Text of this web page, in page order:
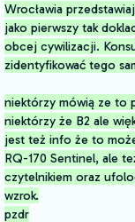
Wrocławia
jako pierwszy tak
obcej cywilizacji.
zidentyfikować tego
niektórzy mówią ze to
niektórzy że B2 ale
jest też info że to
RQ-170 Sentinel, ale
czytelnikiem oraz
wzrok.
pzdr